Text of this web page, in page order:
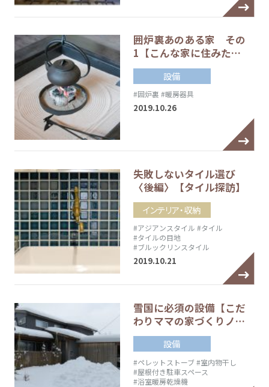
囲炉裏あのある家 その
1【こんな家に住みた…
設備
#囲炉裏 #暖房器具
2019.10.26
失敗しないタイル選び
〈後編〉【タイル探訪】
インテリア・収納
#アジアンスタイル #タイル
#タイルの目地
#ブルックリンスタイル
2019.10.21
雪国に必須の設備【こだ
わりママの家づくりノ…
設備
#ペレットストーブ#室内物干し
#屋根付き駐車スペース
#浴室暖房乾燥機